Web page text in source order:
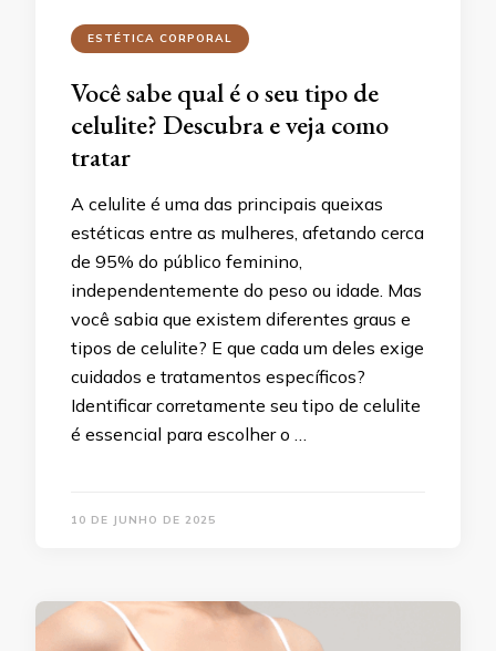
ESTÉTICA CORPORAL
Você sabe qual é o seu tipo de
celulite? Descubra e veja como
tratar
A celulite é uma das principais queixas
estéticas entre as mulheres, afetando cerca
de 95% do público feminino,
independentemente do peso ou idade. Mas
você sabia que existem diferentes graus e
tipos de celulite? E que cada um deles exige
cuidados e tratamentos específicos?
Identificar corretamente seu tipo de celulite
é essencial para escolher o …
10 DE JUNHO DE 2025